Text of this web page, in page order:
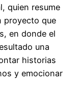
quien resume
proyecto que
en donde el
una
historias
y emocionar